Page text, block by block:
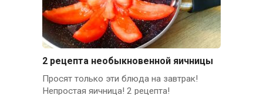
2 рецепта необыкновенной яичницы
Просят только эти блюда на завтрак!
Непростая яичница! 2 рецепта!